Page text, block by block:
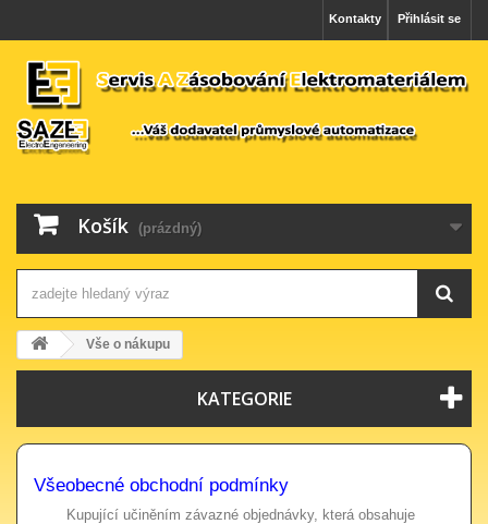
Přihlásit se
Kontakty
Košík (prázdný)
Vše o nákupu
KATEGORIE
Všeobecné obchodní podmínky
Kupující učiněním závazné objednávky, která obsahuje